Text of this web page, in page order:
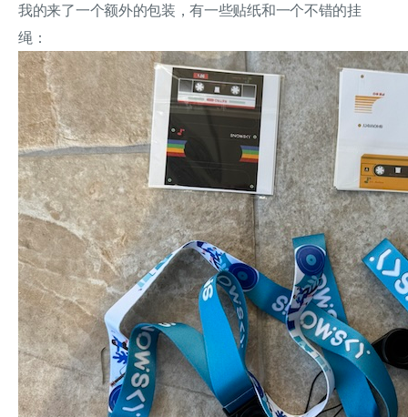
我的来了一个额外的包装，有一些贴纸和一个不错的挂
绳：